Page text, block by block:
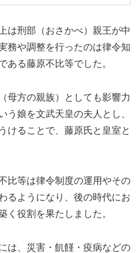
は刑部（おさかべ）親王が中
務や調整を行ったのは律令知
ある藤原不比等でした。
母方の親族）としても影響力
う娘を文武天皇の夫人とし、
けることで、藤原氏と皇室と
比等は律令制度の運用やその
るようになり、後の時代にお
く役割を果たしました。
は、災害・飢饉・疫病などの